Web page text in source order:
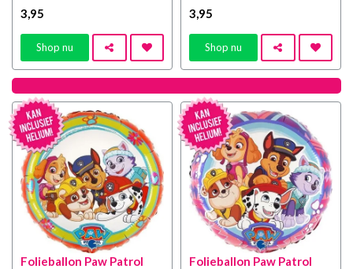
3 ,95
Shop nu
3 ,95
Shop nu
Folieballon Paw Patrol
Folieballon Paw Patrol